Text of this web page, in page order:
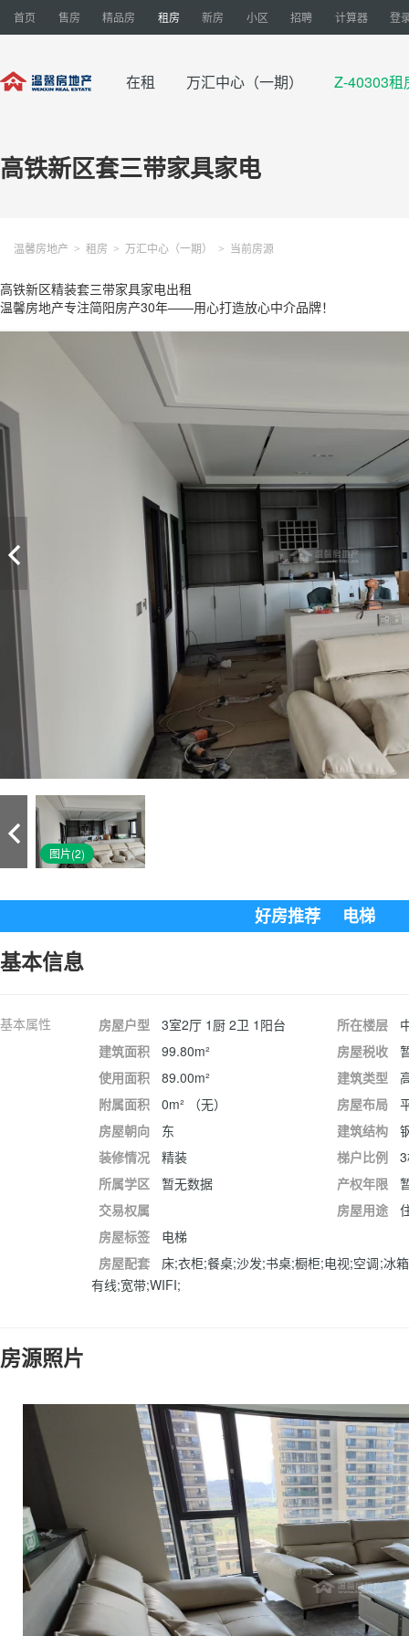
首页 售房 精品房 租房 新房 小区 招聘 计算器 登
在租 万汇中心（一期） Z-40303租
高铁新区套三带家具家电
温馨房地产 > 租房 > 万汇中心（一期） > 当前房源
高铁新区精装套三带家具家电出租
温馨房地产专注简阳房产30年——用心打造放心中介品牌！
图片(2)
好房推荐 电梯
基本信息
基本属性 房屋户型 3室2厅 1厨 2卫 1阳台 所在楼层
建筑面积
99.80m² 房屋税收
使用面积
89.00m² 建筑类型
附属面积
0m² （无） 房屋布局
房屋朝向
东 建筑结构
装修情况
精装 梯户比例
所属学区
暂无数据 产权年限
交易权属
房屋用途
房屋标签
电梯
房屋配套
床;衣柜;餐桌;沙发;书桌;橱柜;电视;空调;冰
有线;宽带;WIFI;
房源照片